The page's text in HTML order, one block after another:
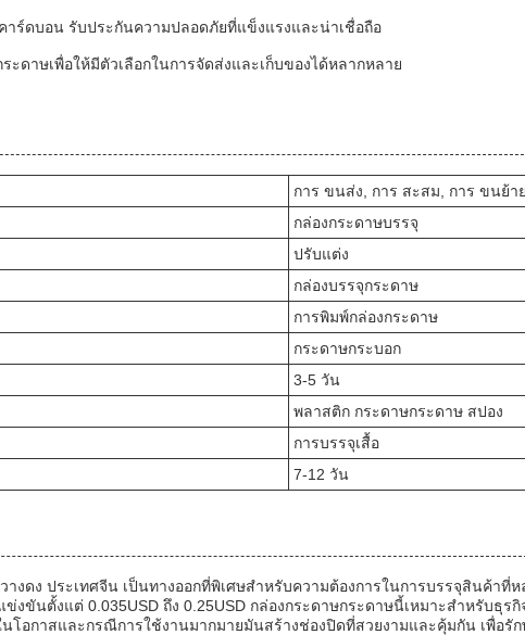
ร์ดบอน รับประกันความปลอดภัยที่แข็งแรงและน่าเชื่อถือ
ะดาษเพื่อให้มีตัวเลือกในการจัดส่งและเก็บของได้หลากหลาย
การ ขนส่ง, การ สะสม, การ ขนย้าย
กล่องกระดาษบรรจุ
ปรับแต่ง
กล่องบรรจุกระดาษ
การพิมพ์กล่องกระดาษ
กระดาษกระบอก
3-5 วัน
พลาสติก กระดาษกระดาษ สปอง
การบรรจุเสื้อ
7-12 วัน
งดง ประเทศจีน เป็นทางออกที่พิเศษสําหรับความต้องการในการบรรจุสินค้า
ขันตั้งแต่ 0.035USD ถึง 0.25USD กล่องกระดาษกระดาษนี้เหมาะสําหรับธุ
นโอกาสและกรณีการใช้งานมากมายมันสร้างช่องปิดที่สวยงามและคุ้มกัน เพื่อ